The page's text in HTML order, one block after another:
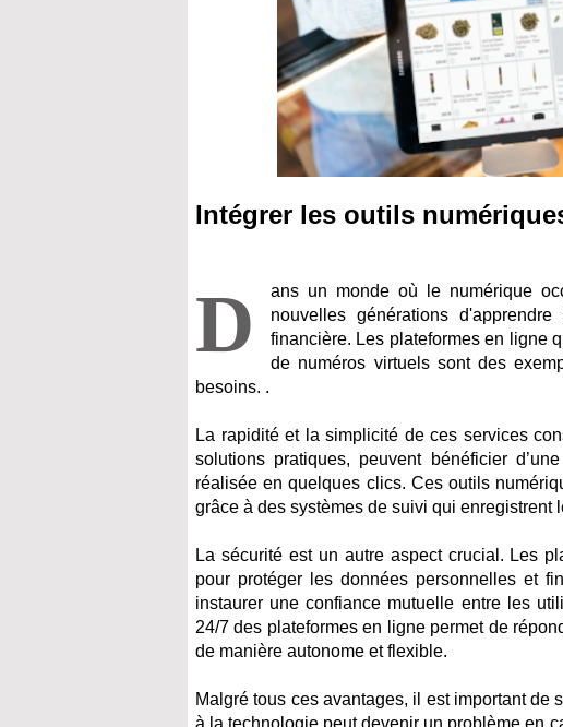
Intégrer les outils
D
ans un monde où le numérique
nouvelles générations
financière. Les plateformes en ligne
de numéros virtuels sont des
besoins. .
La rapidité et la simplicité de ces services
solutions pratiques, peuvent bénéficier
réalisée en quelques clics. Ces outils
grâce à des systèmes de suivi qui enregistrent
La sécurité est un autre aspect crucial. Les
pour protéger les données personnelles et
instaurer une confiance mutuelle entre les
24/7 des plateformes en ligne permet de
de manière autonome et flexible.
Malgré tous ces avantages, il est important
à la technologie peut devenir un problème en